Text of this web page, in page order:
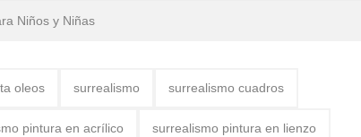
Niños y Niñas
oleos surrealismo surrealismo cuadros
pintura en acrílico surrealismo pintura en lienzo